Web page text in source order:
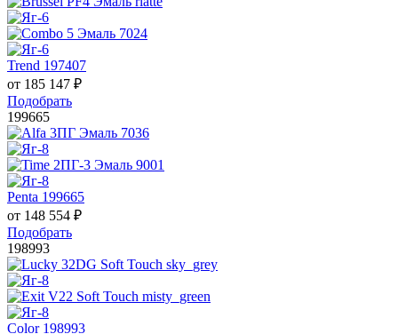
Trend 197407
от 185 147 ₽
Подобрать
199665
Penta 199665
от 148 554 ₽
Подобрать
198993
Color 198993